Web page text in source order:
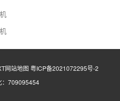
网站地图 粤ICP备2021072295号-2
：709095454